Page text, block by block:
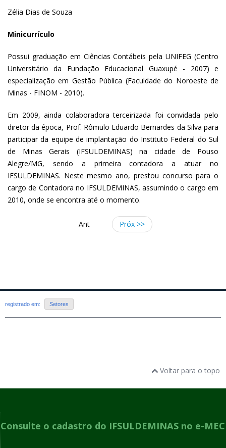
Zélia Dias de Souza
Minicurrículo
Possui graduação em Ciências Contábeis pela UNIFEG (Centro
Universitário da Fundação Educacional Guaxupé - 2007) e
especialização em Gestão Pública (Faculdade do Noroeste de
Minas - FINOM - 2010).
Em 2009, ainda colaboradora terceirizada foi convidada pelo
diretor da época, Prof. Rômulo Eduardo Bernardes da Silva para
participar da equipe de implantação do Instituto Federal do Sul
de Minas Gerais (IFSULDEMINAS) na cidade de Pouso
Alegre/MG, sendo a primeira contadora a atuar no
IFSULDEMINAS. Neste mesmo ano, prestou concurso para o
cargo de Contadora no IFSULDEMINAS, assumindo o cargo em
2010, onde se encontra até o momento.
Ant Próx >>
registrado em: Setores
Voltar para o topo
Consulte o cadastro do IFSULDEMINAS no e-MEC